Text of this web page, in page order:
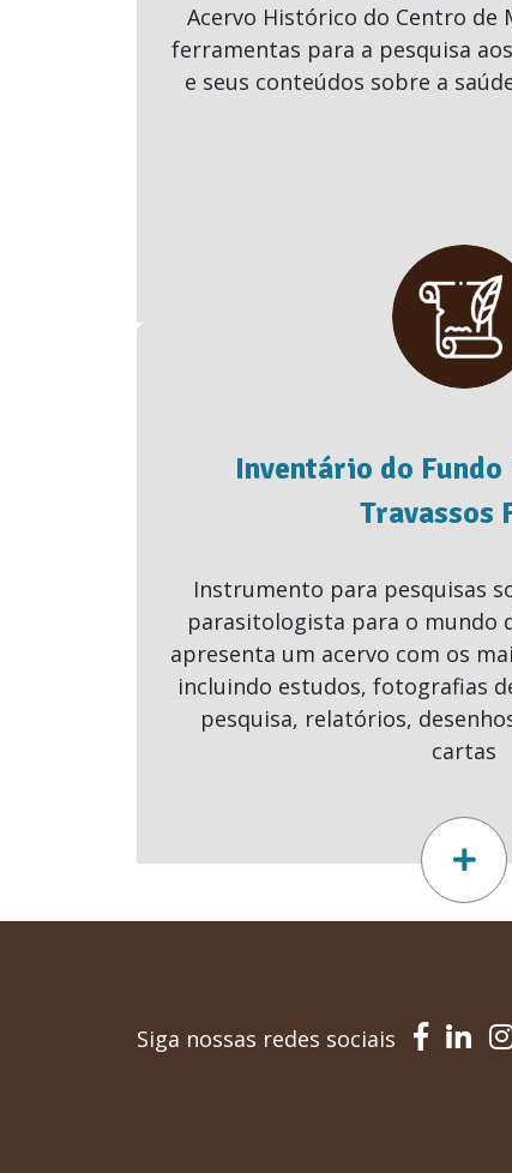
Acervo Histórico do Centro de
ferramentas para a pesquisa
e seus conteúdos sobre a
Inventário do
Travassos
Instrumento para pesquisas
parasitologista para o mundo
apresenta um acervo com os
incluindo estudos, fotografias
pesquisa, relatórios,
cartas
Siga nossas redes sociais